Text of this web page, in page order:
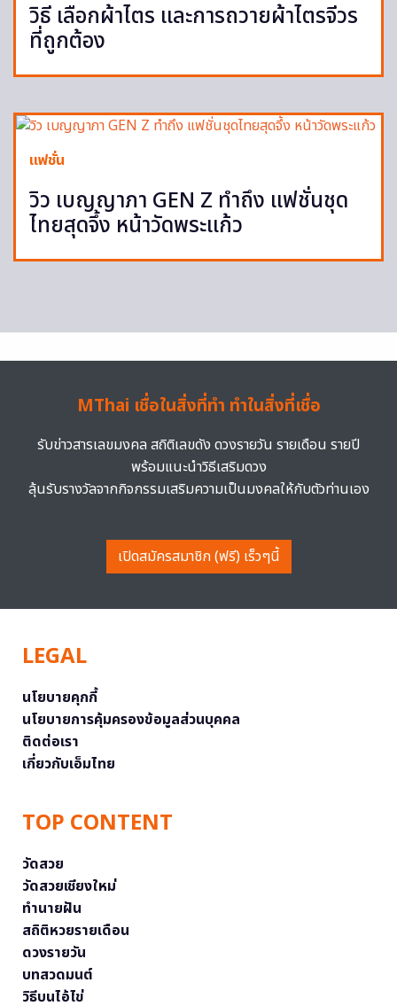
วิธี เลือกผ้าไตร และการถวายผ้าไตรจีวร
ที่ถูกต้อง
แฟชั่น
วิว เบญญาภา GEN Z ทำถึง แฟชั่นชุด
ไทยสุดจึ้ง หน้าวัดพระแก้ว
MThai เชื่อในสิ่งที่ทำ ทำในสิ่งที่เชื่อ
รับข่าวสารเลขมงคล สถิติเลขดัง ดวงรายวัน รายเดือน รายปี
พร้อมแนะนำวิธีเสริมดวง
ลุ้นรับรางวัลจากกิจกรรมเสริมความเป็นมงคลให้กับตัวท่านเอง
เปิดสมัครสมาชิก (ฟรี) เร็วๆนี้
LEGAL
นโยบายคุกกี้
นโยบายการคุ้มครองข้อมูลส่วนบุคคล
ติดต่อเรา
เกี่ยวกับเอ็มไทย
TOP CONTENT
วัดสวย
วัดสวยเชียงใหม่
ทำนายฝัน
สถิติหวยรายเดือน
ดวงรายวัน
บทสวดมนต์
วิธีบนไอ้ไข่